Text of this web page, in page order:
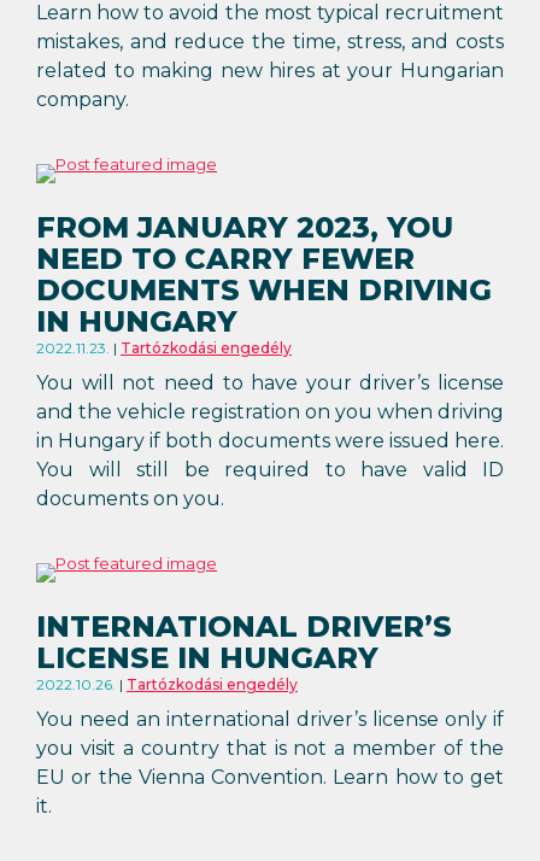
Learn how to avoid the most typical recruitment
mistakes, and reduce the time, stress, and costs
related to making new hires at your Hungarian
company.
FROM JANUARY 2023, YOU
NEED TO CARRY FEWER
DOCUMENTS WHEN DRIVING
IN HUNGARY
2022.11.23. Tartózkodási engedély
You will not need to have your driver’s license
and the vehicle registration on you when driving
in Hungary if both documents were issued here.
You will still be required to have valid ID
documents on you.
INTERNATIONAL DRIVER’S
LICENSE IN HUNGARY
2022.10.26. Tartózkodási engedély
You need an international driver’s license only if
you visit a country that is not a member of the
EU or the Vienna Convention. Learn how to get
it.